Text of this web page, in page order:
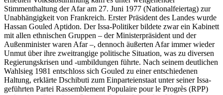
Stimmenthaltung der Afar am 27. Juni 1977 (Nationalfeiertag) zur
Unabhängigkeit von Frankreich. Erster Präsident des Landes wurde
Hassan Gouled Aptidon. Der Issa-Politiker bildete zwar ein Kabinett
mit allen ethnischen Gruppen – der Ministerpräsident und der
Außenminister waren Afar –, dennoch äußerten Afar immer wieder
Unmut über ihre zweitrangige politische Situation, was zu diversen
Regierungskrisen und -umbildungen führte. Nach seinem deutlichen
Wahlsieg 1981 entschloss sich Gouled zu einer entschiedenen
Haltung, erklärte Dschibuti zum Einparteienstaat unter seiner Issa-
geführten Partei Rassemblement Populaire pour le Progrès (RPP)